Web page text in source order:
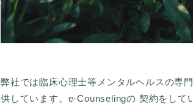
弊社では臨床心理士等メンタルヘルスの専
供しています。e-Counselingの 契約をして